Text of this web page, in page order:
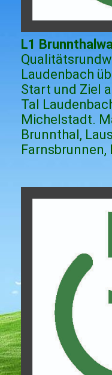
L1
Laudenbach
Start und Ziel
Tal
Michelstadt.
Brunnthal,
Farnsbrunnen,